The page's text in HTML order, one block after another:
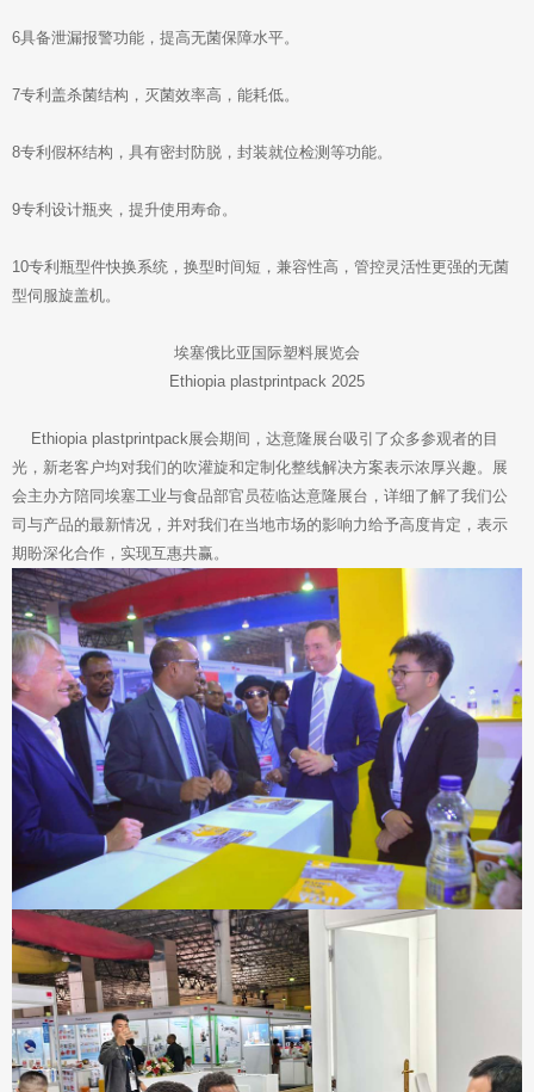
6具备泄漏报警功能，提高无菌保障水平。
7专利盖杀菌结构，灭菌效率高，能耗低。
8专利假杯结构，具有密封防脱，封装就位检测等功能。
9专利设计瓶夹，提升使用寿命。
10专利瓶型件快换系统，换型时间短，兼容性高，管控灵活性更强的无菌
型伺服旋盖机。
埃塞俄比亚国际塑料展览会
Ethiopia plastprintpack 2025
Ethiopia plastprintpack展会期间，达意隆展台吸引了众多参观者的目
光，新老客户均对我们的吹灌旋和定制化整线解决方案表示浓厚兴趣。展
会主办方陪同埃塞工业与食品部官员莅临达意隆展台，详细了解了我们公
司与产品的最新情况，并对我们在当地市场的影响力给予高度肯定，表示
期盼深化合作，实现互惠共赢。